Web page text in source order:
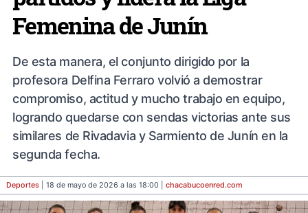
Femenina de Junín
De esta manera, el conjunto dirigido por la
profesora Delfina Ferraro volvió a demostrar
compromiso, actitud y mucho trabajo en equipo,
logrando quedarse con sendas victorias ante sus
similares de Rivadavia y Sarmiento de Junín en la
segunda fecha.
Deportes | 18 de mayo de 2026 a las 18:00 | chacabucoenred.com